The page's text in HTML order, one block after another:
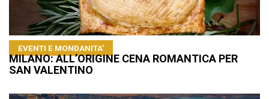
EVENTI E MONDANITA'
MILANO: ALL’ORIGINE CENA ROMANTICA PER
SAN VALENTINO